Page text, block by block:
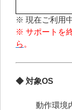
※ 現在ご利用
※ サポートを
ら 。
◆ 対象OS
動作環境